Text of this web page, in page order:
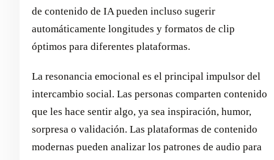
de contenido de IA pueden incluso sugerir
automáticamente longitudes y formatos de clip
óptimos para diferentes plataformas.
La resonancia emocional es el principal impulsor del
intercambio social. Las personas comparten contenido
que les hace sentir algo, ya sea inspiración, humor,
sorpresa o validación. Las plataformas de contenido
modernas pueden analizar los patrones de audio para